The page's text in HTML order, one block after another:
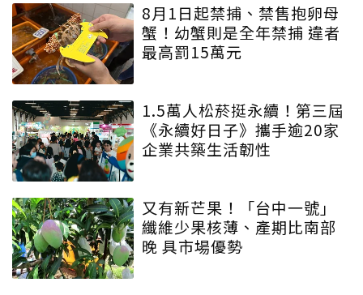
8月1日起禁捕、禁售抱卵母
蟹！幼蟹則是全年禁捕 違者
最高罰15萬元
1.5萬人松菸挺永續！第三屆
《永續好日子》攜手逾20家
企業共築生活韌性
又有新芒果！「台中一號」
纖維少果核薄、產期比南部
晚 具市場優勢